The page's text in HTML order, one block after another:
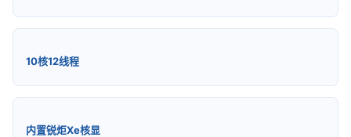
10核12线程
内置锐炬Xe核显